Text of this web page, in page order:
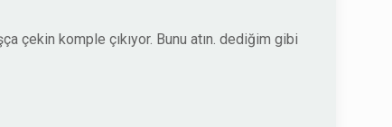
çekin komple çıkıyor. Bunu atın. dediğim gibi